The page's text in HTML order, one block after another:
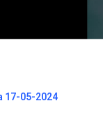
17-05-2024